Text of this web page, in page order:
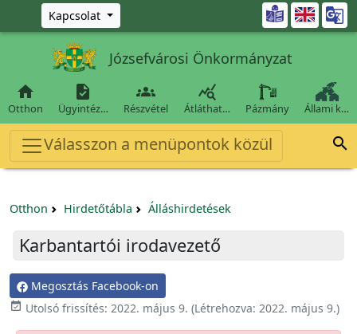
Ugrás a fő tartalomra
Kapcsolat 
Józsefvárosi Önkormányzat

Otthon

Ügyintéz…

Részvétel

Átláthat… Pázmány Állami k…
Válasszon a menüpontok közül 
Otthon Hirdetőtábla Álláshirdetések
Karbantartói irodavezető
Megosztás Facebook-on
 Utolsó frissítés: 2022. május 9. (Létrehozva: 2022. május 9.)